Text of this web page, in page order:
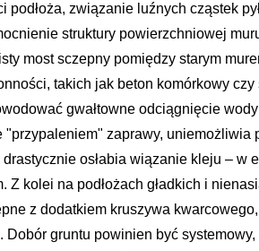
podłoża, związanie luźnych cząstek
struktury powierzchniowej
most sczepny pomiędzy starym
takich jak beton komórkowy
gwałtowne odciągnięcie
zaprawy, uniemożliwia
osłabia wiązanie kleju – w
Z kolei na podłożach gładkich i
z dodatkiem kruszywa
Dobór gruntu powinien być